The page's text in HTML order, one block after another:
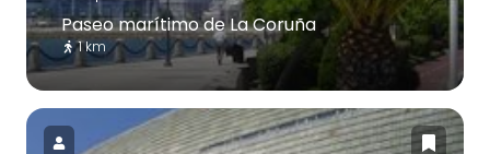
Paseo marítimo de La Coruña
1 km